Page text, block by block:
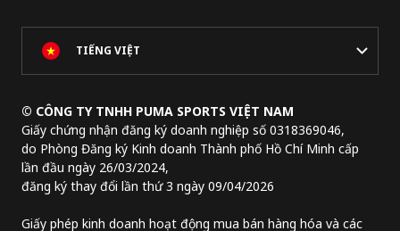
TIẾNG VIỆT
© CÔNG TY TNHH PUMA SPORTS VIỆT NAM
Giấy chứng nhận đăng ký doanh nghiệp số 0318369046,
do Phòng Đăng ký Kinh doanh Thành phố Hồ Chí Minh cấp
lần đầu ngày 26/03/2024,
đăng ký thay đổi lần thứ 3 ngày 09/04/2026
Giấy phép kinh doanh hoạt động mua bán hàng hóa và các